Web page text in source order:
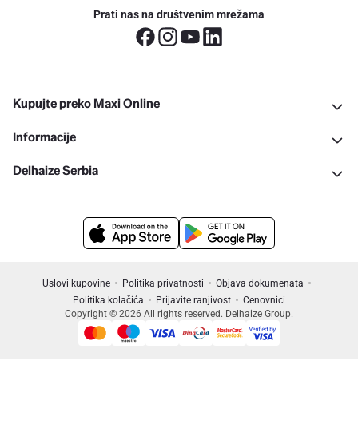
Prati nas na društvenim mrežama
Kupujte preko Maxi Online
Informacije
Delhaize Serbia
Uslovi kupovine Politika privatnosti
Objava dokumenata
Politika kolačića
Prijavite ranjivost
Cenovnici
Copyright © 2026 All rights reserved. Delhaize Group.